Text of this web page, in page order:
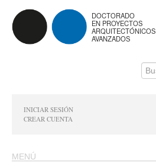
DOCTORADO
EN PROYECTOS
ARQUITECTÓNICOS
AVANZADOS
INICIAR SESIÓN
CREAR CUENTA
MENÚ